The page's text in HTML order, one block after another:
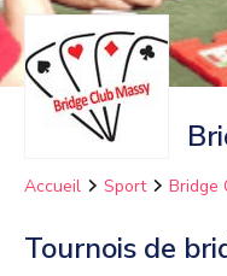
Accueil Sport Bridge
Tournois de